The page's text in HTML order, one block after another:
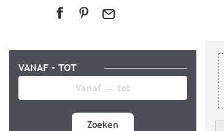
VANAF - TOT
Zoeken